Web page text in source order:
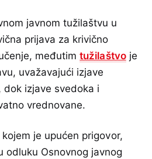
javnom tužilaštvu u
prijava za krivično
međutimtužilaštvoje
uvažavajući izjave
izjave svedoka i
vrednovane.
je upućen prigovor,
odluku Osnovnog javnog